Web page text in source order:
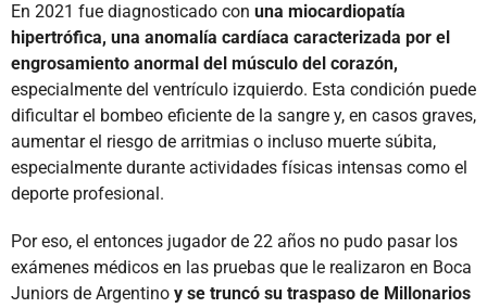
En 2021 fue diagnosticado con una miocardiopatía
hipertrófica, una anomalía cardíaca caracterizada por el
engrosamiento anormal del músculo del corazón,
especialmente del ventrículo izquierdo. Esta condición puede
dificultar el bombeo eficiente de la sangre y, en casos graves,
aumentar el riesgo de arritmias o incluso muerte súbita,
especialmente durante actividades físicas intensas como el
deporte profesional.
Por eso, el entonces jugador de 22 años no pudo pasar los
exámenes médicos en las pruebas que le realizaron en Boca
Juniors de Argentino y se truncó su traspaso de Millonarios